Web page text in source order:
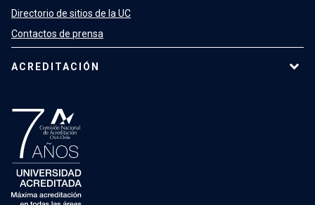
Directorio de sitios de la UC
Contactos de prensa
ACREDITACIÓN